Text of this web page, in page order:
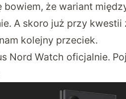
bowiem, że wariant
A skoro już przy
kolejny przeciek.
Nord Watch oficjalnie.